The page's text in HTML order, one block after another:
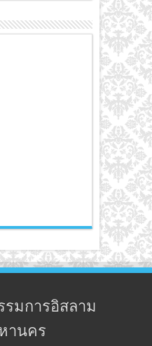
มการอิสลาม
านคร